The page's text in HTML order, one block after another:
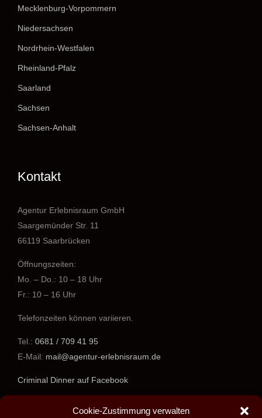
Cookie-Zustimmung verwalten
Mecklenburg-Vorpommern
Niedersachsen
Nordrhein-Westfalen
Rheinland-Pfalz
Saarland
Sachsen
Sachsen-Anhalt
Kontakt
Agentur Erlebnisraum GmbH
Saargemünder Str. 11
66119 Saarbrücken
Öffnungszeiten:
Mo. – Do.: 10 – 18 Uhr
Fr.: 10 – 16 Uhr
Telefonzeiten können variieren.
Tel.: 0681 / 709 41 95
E-Mail: mail@agentur-erlebnisraum.de
Criminal Dinner auf Facebook